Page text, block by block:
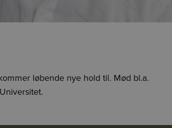
løbende nye hold til. Mød bl.a.